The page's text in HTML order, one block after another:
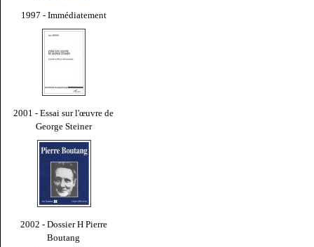
1997 - Immédiatement
2001 - Essai sur l'œuvre de
George Steiner
2002 - Dossier H Pierre
Boutang